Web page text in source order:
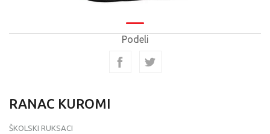
Podeli
RANAC KUROMI
ŠKOLSKI RUKSACI